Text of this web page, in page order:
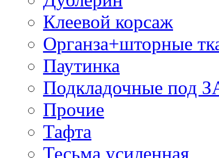
Клеевой корсаж
Органза+шторные
Паутинка
Подкладочные под
Прочие
Тафта
Тесьма усиленная